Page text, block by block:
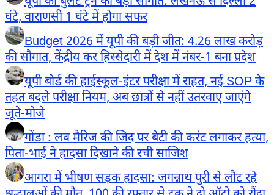
घंटे, वाराणसी 1 घंटे में होगा सफर
Budget 2026 में यूपी की बड़ी जीत: 4.26 लाख करोड़
की सौगात, केंद्रीय कर हिस्सेदारी में देश में नंबर-1 बना प्रदेश
यूपी बोर्ड की हाईस्कूल-इंटर परीक्षा में राहत, नई SOP के
तहत बदले परीक्षा नियम, अब छात्रों से नहीं उतरवाए जाएंगे
जूते-मोजे
गोंडा : लव मैरिज की जिद पर बेटी की करंट लगाकर हत्या,
पिता-भाई ने हादसा दिखाने की रची साजिश
आगरा में भीषण सड़क हादसा: जगन्नाथ पुरी से लौट रहे